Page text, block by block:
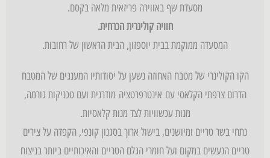
מסעדת שף באווירה פריזאית מלאה בקסם.
חוויה קולינרית הכרחית.
המסעדה ממוקמת בבית יוספזון, הבית הראשון של רחובות.
הקו הקולינרי של מטבח האחוזה נשען על יסודותיו המענגים של המטבח
הדרום צרפתי הקלאסי עם אינטרפרטציה מודרנית ועם טכניקות גורמה,
מנות עכשוויות לצד מנות קלאסיות.
נתחי בשר טריים ומיושנים, בישול ארוך בסגנון קונפי, הקפדה על צירים
טריים הנעשים במקום ועל חומרי הגלם הטריים והאיכותיים ביותר בניצוח